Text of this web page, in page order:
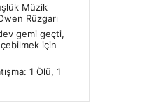
Müzik
Rüzgarı
gemi geçti,
için
1 Ölü, 1